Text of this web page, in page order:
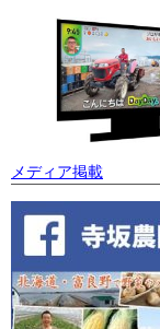
メディア掲載